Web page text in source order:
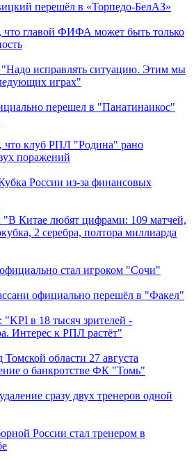
перешёл в «Торпедо-БелАЗ»
что главой ФИФА может быть только
исправлять ситуацию. Этим мы
играх"
перешел в "Панатинаикос"
что клуб РПЛ "Родина" рано
поражений
России из-за финансовых
Китае любят цифрами: 109 матчей,
2 серебра, полтора миллиарда
стал игроком "Сочи"
официально перешёл в "Факел"
"KPI в 18 тысяч зрителей -
Интерес к РПЛ растёт"
области 27 августа
о банкротстве ФК "Томь"
сразу двух тренеров одной
России стал тренером в